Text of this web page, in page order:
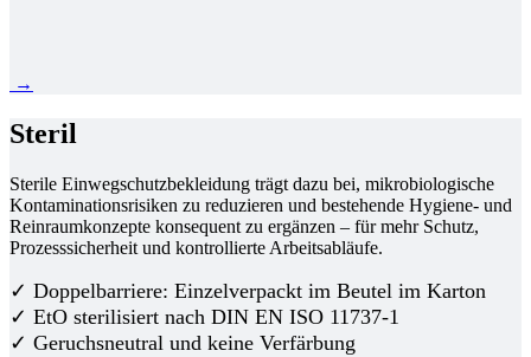
→
Steril
Sterile Einwegschutzbekleidung trägt dazu bei, mikrobiologische
Kontaminationsrisiken zu reduzieren und bestehende Hygiene- und
Reinraumkonzepte konsequent zu ergänzen – für mehr Schutz,
Prozesssicherheit und kontrollierte Arbeitsabläufe.
✓ Doppelbarriere: Einzelverpackt im Beutel im Karton
✓ EtO sterilisiert nach DIN EN ISO 11737-1
✓ Geruchsneutral und keine Verfärbung